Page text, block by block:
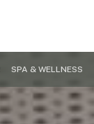
SPA & WELLNESS